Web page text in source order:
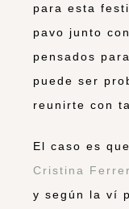
para esta
pavo junto
pensados
puede ser
reunirte con
El caso es
Cristina Ferrer
y según la ví